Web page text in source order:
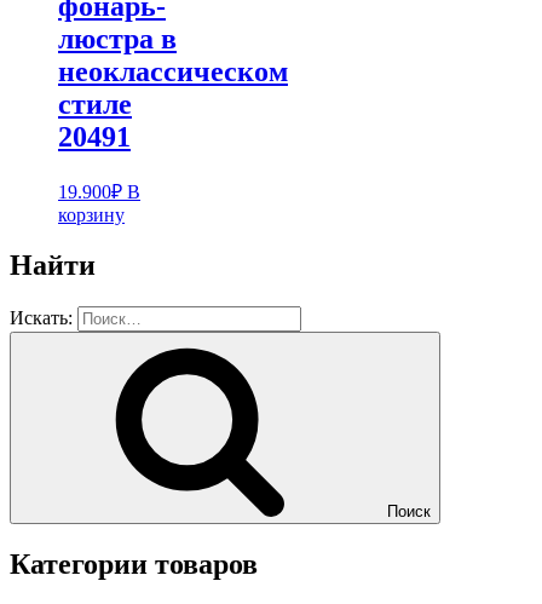
люстра в
неоклассическом
стиле
20491
19.900₽ В
корзину
Найти
Искать:
Поиск
Категории товаров